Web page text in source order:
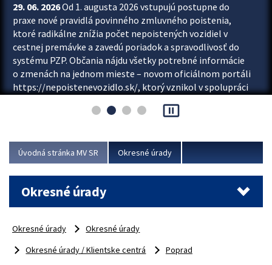
29. 06. 2026Od 1. augusta 2026 vstupujú postupne do
praxe nové pravidlá povinného zmluvného poistenia,
ktoré radikálne znížia počet nepoistených vozidiel v
cestnej premávke a zavedú poriadok a spravodlivosť do
systému PZP. Občania nájdu všetky potrebné informácie
o zmenách na jednom mieste – novom oficiálnom portáli
https://nepoistenevozidlo.sk/, ktorý vznikol v spolupráci
asociácie poisťovní (SLASPO) a Ministerstva vnútra SR.
Viac
pause_presentation
Úvodná stránka MV SR Okresné úrady
Okresné úrady
Okresné úrady
Okresné úrady
Okresné úrady / Klientske centrá
Poprad